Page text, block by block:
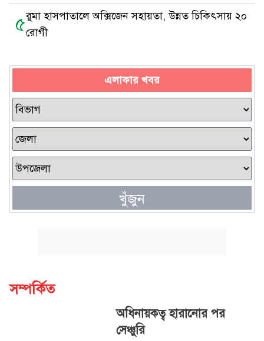
৫রুমা হাসপাতালে অক্সিজেন সহায়তা, উন্নত চিকিৎসায় ২০
রোগী
এলাকার খবর
খুঁজুন
সম্পর্কিত
অধিনায়কত্ব হারানোর পর
সেঞ্চুরি